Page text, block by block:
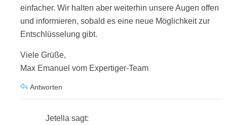
einfacher. Wir halten aber weiterhin unsere Augen offen
und informieren, sobald es eine neue Möglichkeit zur
Entschlüsselung gibt.
Viele Grüße,
Max Emanuel vom Expertiger-Team
Antworten
Jetella sagt: